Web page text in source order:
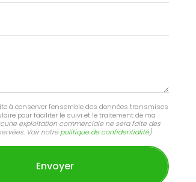
à conserver l'ensemble des données transmises
pour faciliter le suivi et le traitement de ma
exploitation commerciale ne sera faite des
Voir notre politique de confidentialité)